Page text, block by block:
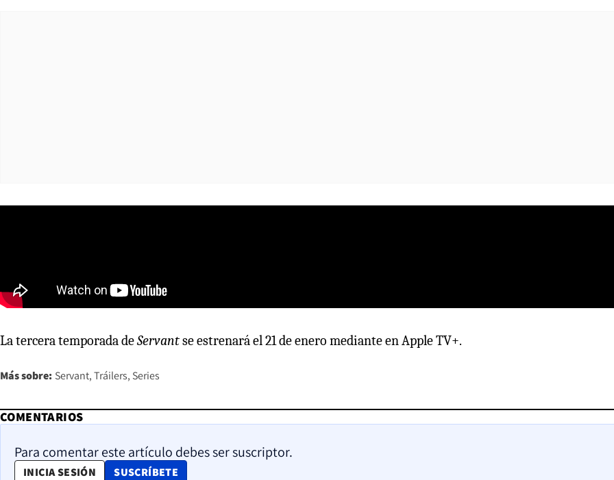
La tercera temporada deServantse estrenará el 21 de enero mediante en Apple TV+.
Más sobre: Servant Tráilers Series
COMENTARIOS
Para comentar este artículo debes ser suscriptor.
INICIA SESIÓN SUSCRÍBETE
OPENS IN NEW WINDOW